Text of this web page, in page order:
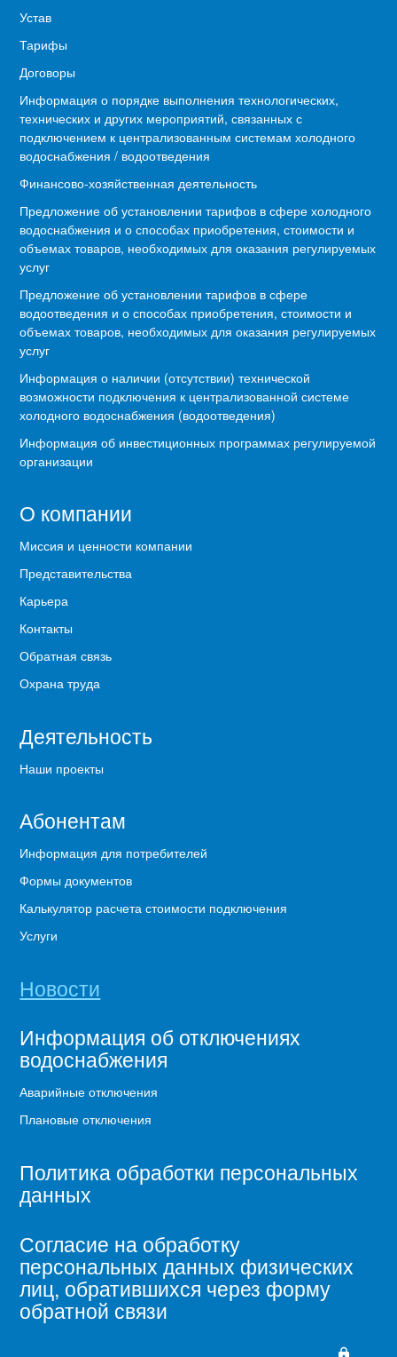
Устав
Тарифы
Договоры
Информация о порядке выполнения технологических,
технических и других мероприятий, связанных с
подключением к централизованным системам холодного
водоснабжения / водоотведения
Финансово-хозяйственная деятельность
Предложение об установлении тарифов в сфере холодного
водоснабжения и о способах приобретения, стоимости и
объемах товаров, необходимых для оказания регулируемых
услуг
Предложение об установлении тарифов в сфере
водоотведения и о способах приобретения, стоимости и
объемах товаров, необходимых для оказания регулируемых
услуг
Информация о наличии (отсутствии) технической
возможности подключения к централизованной системе
холодного водоснабжения (водоотведения)
Информация об инвестиционных программах регулируемой
организации
О компании
Миссия и ценности компании
Представительства
Карьера
Контакты
Обратная связь
Охрана труда
Деятельность
Наши проекты
Абонентам
Информация для потребителей
Формы документов
Калькулятор расчета стоимости подключения
Услуги
Новости
Информация об отключениях
водоснабжения
Аварийные отключения
Плановые отключения
Политика обработки персональных
данных
Согласие на обработку
персональных данных физических
лиц, обратившихся через форму
обратной связи